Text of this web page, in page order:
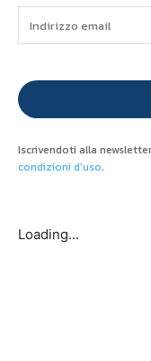
Iscrivendoti alla
condizioni d'uso.
Loading...